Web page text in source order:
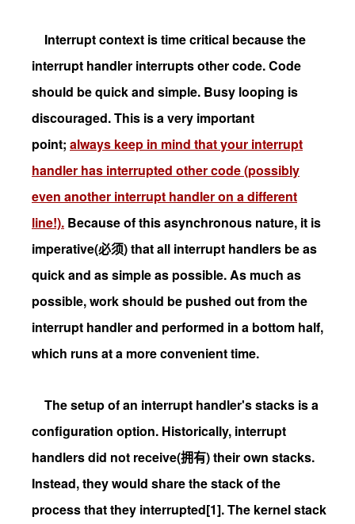
Interrupt context is time critical because the
interrupt handler interrupts other code. Code
should be quick and simple. Busy looping is
discouraged. This is a very important
point; always keep in mind that your interrupt
handler has interrupted other code(possibly
even another interrupt handler on a different
line!). Because of this asynchronous nature, it is
imperative(必须) that all interrupt handlers be as
quick and as simple as possible. As much as
possible, work should be pushed out from the
interrupt handler and performed in a bottom half,
which runs at a more convenient time.
The setup of an interrupt handler's stacks is a
configuration option. Historically, interrupt
handlers did not receive(拥有) their own stacks.
Instead, they would share the stack of the
process that they interrupted[1]. The kernel stack